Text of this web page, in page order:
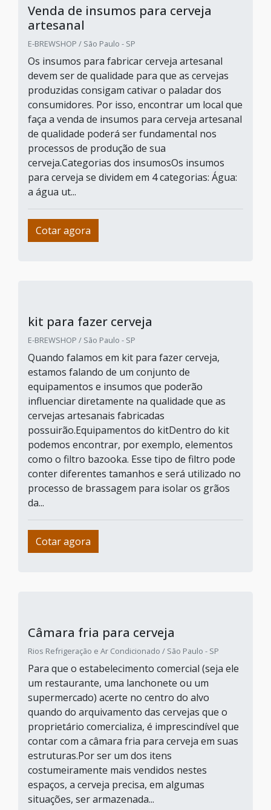
Venda de insumos para cerveja
artesanal
E-BREWSHOP / São Paulo - SP
Os insumos para fabricar cerveja artesanal
devem ser de qualidade para que as cervejas
produzidas consigam cativar o paladar dos
consumidores. Por isso, encontrar um local que
faça a venda de insumos para cerveja artesanal
de qualidade poderá ser fundamental nos
processos de produção de sua
cerveja.Categorias dos insumosOs insumos
para cerveja se dividem em 4 categorias: Água:
a água ut...
Cotar agora
kit para fazer cerveja
E-BREWSHOP / São Paulo - SP
Quando falamos em kit para fazer cerveja,
estamos falando de um conjunto de
equipamentos e insumos que poderão
influenciar diretamente na qualidade que as
cervejas artesanais fabricadas
possuirão.Equipamentos do kitDentro do kit
podemos encontrar, por exemplo, elementos
como o filtro bazooka. Esse tipo de filtro pode
conter diferentes tamanhos e será utilizado no
processo de brassagem para isolar os grãos
da...
Cotar agora
Câmara fria para cerveja
Rios Refrigeração e Ar Condicionado / São Paulo - SP
Para que o estabelecimento comercial (seja ele
um restaurante, uma lanchonete ou um
supermercado) acerte no centro do alvo
quando do arquivamento das cervejas que o
proprietário comercializa, é imprescindível que
contar com a câmara fria para cerveja em suas
estruturas.Por ser um dos itens
costumeiramente mais vendidos nestes
espaços, a cerveja precisa, em algumas
situações, ser armazenada...